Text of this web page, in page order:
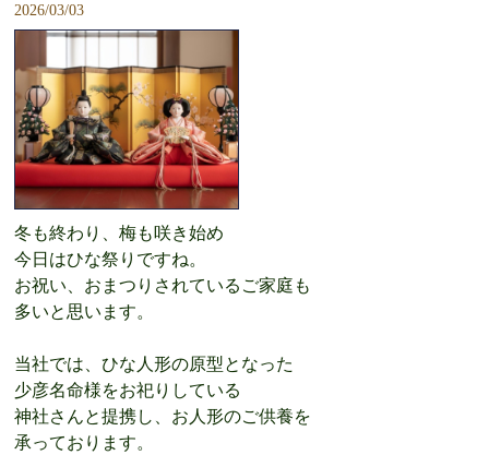
2026/03/03
冬も終わり、梅も咲き始め
今日はひな祭りですね。
お祝い、おまつりされているご家庭も
多いと思います。
当社では、ひな人形の原型となった
少彦名命様をお祀りしている
神社さんと提携し、お人形のご供養を
承っております。